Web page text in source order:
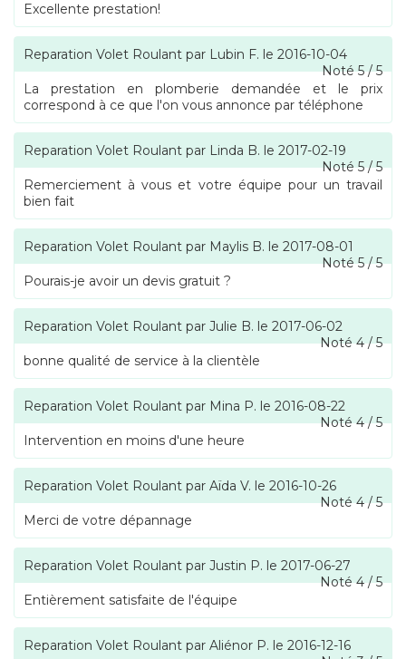
Excellente prestation!
Reparation Volet Roulant par Lubin F. le 2016-10-04
Noté5/5
La prestation en plomberie demandée et le prix
correspond à ce que l'on vous annonce par téléphone
Reparation Volet Roulant par Linda B. le 2017-02-19
Noté5/5
Remerciement à vous et votre équipe pour un travail
bien fait
Reparation Volet Roulant par Maylis B. le 2017-08-01
Noté5/5
Pourais-je avoir un devis gratuit ?
Reparation Volet Roulant par Julie B. le 2017-06-02
Noté4/5
bonne qualité de service à la clientèle
Reparation Volet Roulant par Mina P. le 2016-08-22
Noté4/5
Intervention en moins d'une heure
Reparation Volet Roulant par Aïda V. le 2016-10-26
Noté4/5
Merci de votre dépannage
Reparation Volet Roulant par Justin P. le 2017-06-27
Noté4/5
Entièrement satisfaite de l'équipe
Reparation Volet Roulant par Aliénor P. le 2016-12-16